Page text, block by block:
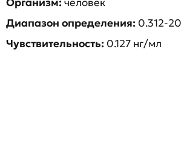
Организм:человек
Диапазон определения: 0.312-
Чувствительность: 0.127 нг/мл